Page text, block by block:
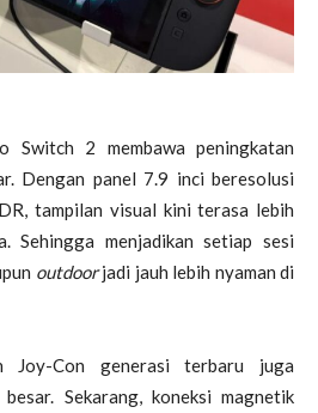
Switch 2 membawa peningkatan
Dengan panel 7.9 inci beresolusi
tampilan visual kini terasa lebih
Sehingga menjadikan setiap sesi
outdoorjadi jauh lebih nyaman di
Joy-Con generasi terbaru juga
Sekarang, koneksi magnetik